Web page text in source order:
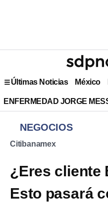
Últimas Noticias México
ENFERMEDAD JORGE
NEGOCIOS
Citibanamex
¿Eres cliente
Esto pasará